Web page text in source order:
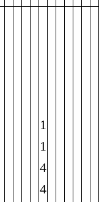
1
1
4
4